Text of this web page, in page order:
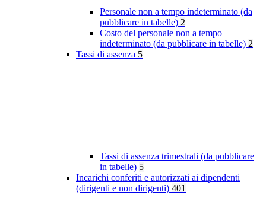
Personale non a tempo indeterminato (da
pubblicare in tabelle) 2
Costo del personale non a tempo
indeterminato (da pubblicare in tabelle) 2
Tassi di assenza 5
Tassi di assenza trimestrali (da pubblicare
in tabelle) 5
Incarichi conferiti e autorizzati ai dipendenti
(dirigenti e non dirigenti) 401